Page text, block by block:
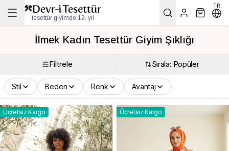
tesettür giyimde 12. yıl
TR
İlmek Kadın Tesettür Giyim Şıklığı
Filtrele Sırala: Popüler
Stil Beden Renk Avantaj
Ücretsiz Kargo Ücretsiz Kargo